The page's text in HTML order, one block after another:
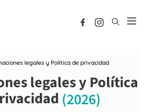
legales y Política de privacidad
legales y Política
(2026)